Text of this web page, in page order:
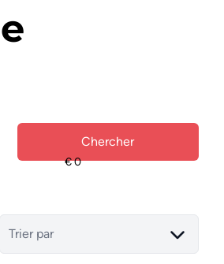
Chercher
Trier par